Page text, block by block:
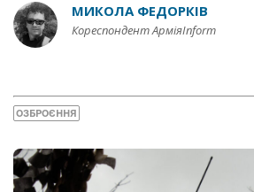
МИКОЛА ФЕДОРКІВ
Кореспондент АрміяInform
ОЗБРОЄННЯ